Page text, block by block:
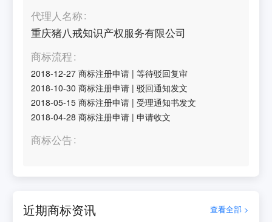
代理人名称
重庆猪八戒知识产权服务有限公司
商标流程
2018-12-27 商标注册申请 |等待驳回复审
2018-10-30 商标注册申请 |驳回通知发文
2018-05-15 商标注册申请 |受理通知书发文
2018-04-28 商标注册申请 |申请收文
商标公告
近期商标资讯 查看全部 >